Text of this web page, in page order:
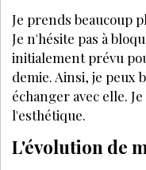
Je prends beaucoup
Je n'hésite pas à
initialement prévu
demie. Ainsi, je peux
échanger avec elle.
l'esthétique.
L'évolution de